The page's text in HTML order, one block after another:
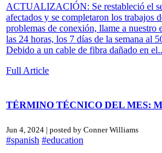
ACTUALIZACIÓN: Se restableció el
afectados y se completaron los trabajos
problemas de conexión, llame a nuestro
las 24 horas, los 7 días de la semana al
Debido a un cable de fibra dañado en
Full Article
TÉRMINO TÉCNICO DEL MES:
Jun 4, 2024 | posted by Conner Williams
#spanish #education